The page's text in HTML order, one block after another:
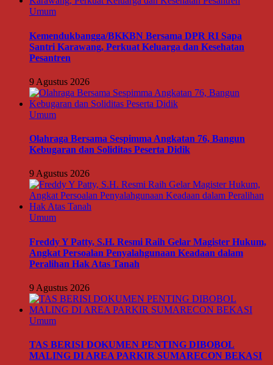
Umum
Kemendukbangga/BKKBN Bersama DPR RI Sapa
Santri Karawang, Perkuat Keluarga dan Kesehatan
Pesantren
9 Agustus 2026
Umum
Olahraga Bersama Sespimma Angkatan 76, Bangun
Kebugaran dan Soliditas Peserta Didik
9 Agustus 2026
Umum
Freddy Y Patty, S.H. Resmi Raih Gelar Magister Hukum,
Angkat Persoalan Penyalahgunaan Keadaan dalam
Peralihan Hak Atas Tanah
9 Agustus 2026
Umum
TAS BERISI DOKUMEN PENTING DIBOBOL
MALING DI AREA PARKIR SUMARECON BEKASI